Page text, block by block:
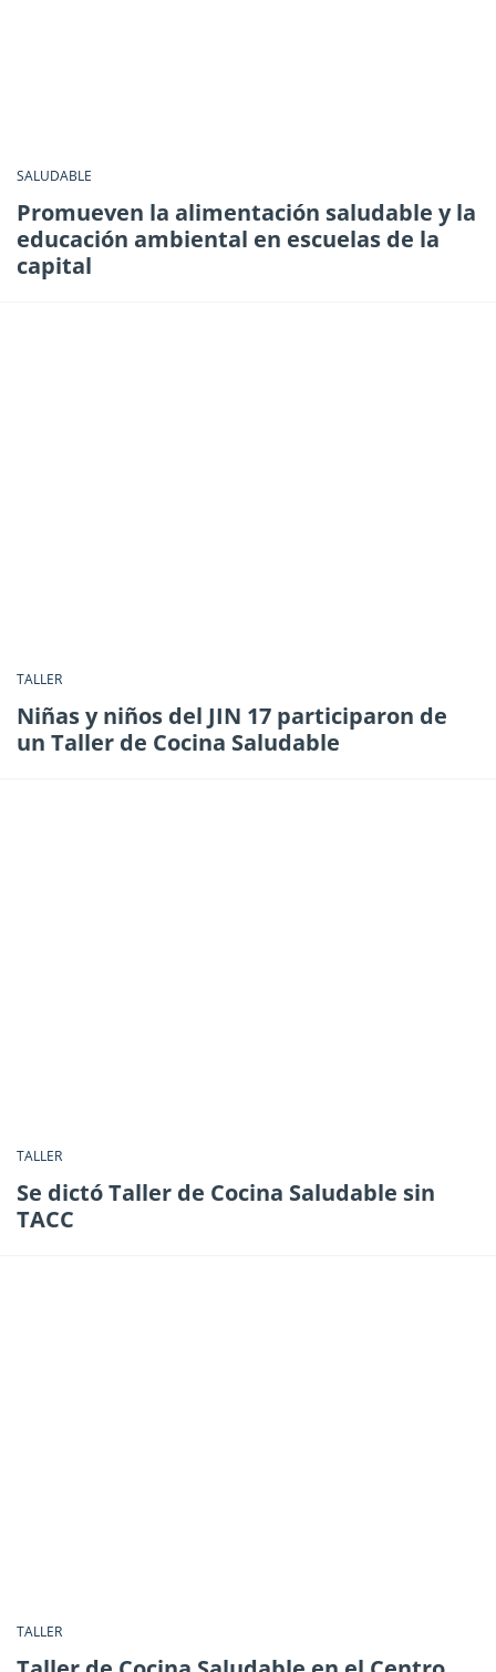
SALUDABLE
Promueven la alimentación saludable y la
educación ambiental en escuelas de la
capital
TALLER
Niñas y niños del JIN 17 participaron de
un Taller de Cocina Saludable
TALLER
Se dictó Taller de Cocina Saludable sin
TACC
TALLER